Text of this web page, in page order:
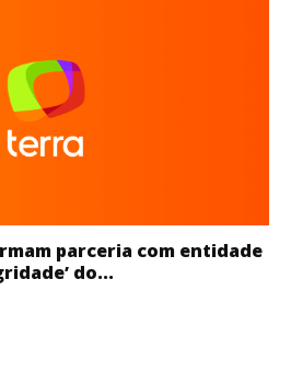
parceria com entidade
do...